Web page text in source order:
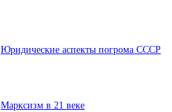
Юридические аспекты погрома СССР
Марксизм в 21 веке